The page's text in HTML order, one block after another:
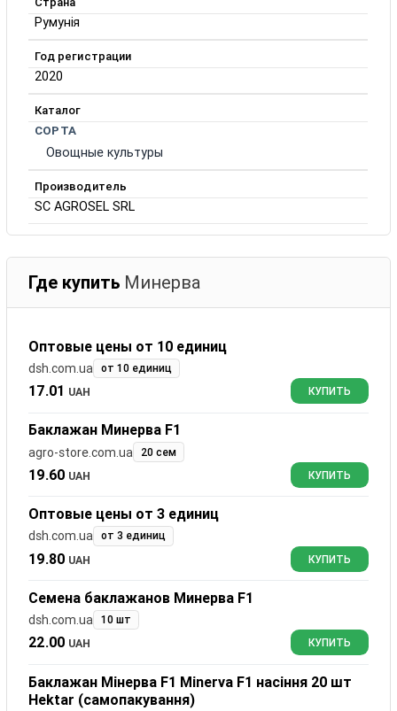
Румунія
Год регистрации
2020
Каталог
СОРТА
Овощные культуры
Производитель
SC AGROSEL SRL
Где купить Минерва
Оптовые цены от 10 единиц
dsh.com.ua от 10 единиц
17.01 UAH КУПИТЬ
Баклажан Минерва F1
agro-store.com.ua 20 сем
19.60 UAH КУПИТЬ
Оптовые цены от 3 единиц
dsh.com.ua от 3 единиц
19.80 UAH КУПИТЬ
Семена баклажанов Минерва F1
dsh.com.ua 10 шт
22.00 UAH КУПИТЬ
Баклажан Мінерва F1 Minerva F1 насіння 20 шт
Hektar (самопакування)